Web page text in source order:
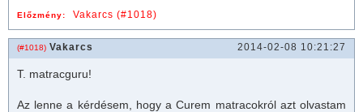
Előzmény: Vakarcs (#1018)
(#1018) Vakarcs 2014-02-08 10:21:27
T. matracguru!
Az lenne a kérdésem, hogy aCurem matracokról azt olvastam